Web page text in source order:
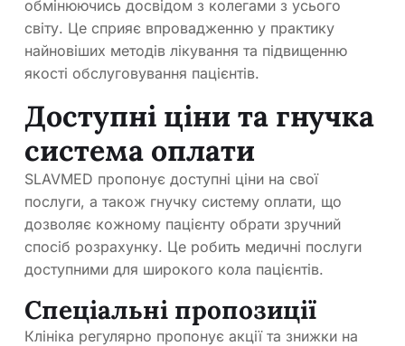
обмінюючись досвідом з колегами з усього
світу. Це сприяє впровадженню у практику
найновіших методів лікування та підвищенню
якості обслуговування пацієнтів.
Доступні ціни та гнучка
система оплати
SLAVMED пропонує доступні ціни на свої
послуги, а також гнучку систему оплати, що
дозволяє кожному пацієнту обрати зручний
спосіб розрахунку. Це робить медичні послуги
доступними для широкого кола пацієнтів.
Спеціальні пропозиції
Клініка регулярно пропонує акції та знижки на